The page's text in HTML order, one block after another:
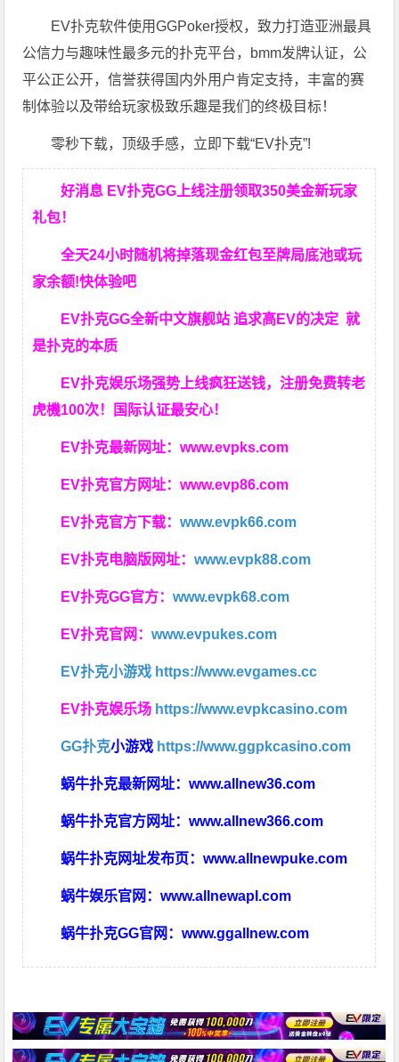
EV扑克软件使用GGPoker授权，致力打造亚洲最具
公信力与趣味性最多元的扑克平台，bmm发牌认证，公
平公正公开，信誉获得国内外用户肯定支持，丰富的赛
制体验以及带给玩家极致乐趣是我们的终极目标！
零秒下载，顶级手感，立即下载“EV扑克”!
好消息 EV扑克GG上线注册领取350美金新玩家
礼包！
全天24小时随机将掉落现金红包至牌局底池或玩
家余额!快体验吧
EV扑克GG全新中文旗舰站 追求高EV的决定就
是扑克的本质
EV扑克娱乐场强势上线疯狂送钱，注册免费转老
虎機100次！国际认证最安心！
EV扑克最新网址：www.evpks.com
EV扑克官方网址：www.evp86.com
EV扑克官方下载：www.evpk66.com
EV扑克电脑版网址：www.evpk88.com
EV扑克GG官方：www.evpk68.com
EV扑克官网：www.evpukes.com
EV扑克小游戏 https://www.evgames.cc
EV扑克娱乐场 https://www.evpkcasino.com
GG扑克小游戏 https://www.ggpkcasino.com
蜗牛扑克最新网址：www.allnew36.com
蜗牛扑克官方网址：www.allnew366.com
蜗牛扑克网址发布页：www.allnewpuke.com
蜗牛娱乐官网：www.allnewapl.com
蜗牛扑克GG官网：www.ggallnew.com